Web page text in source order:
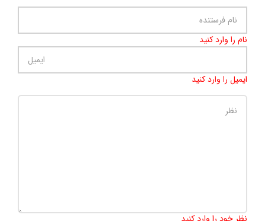
نام را وارد کنید
ایمیل را وارد کنید